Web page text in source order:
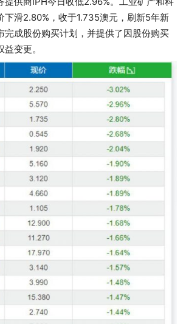
下滑2.80%，收于1.735澳元，刷新5年新
完成股份购买计划，并提供了因股份购买
益变更。